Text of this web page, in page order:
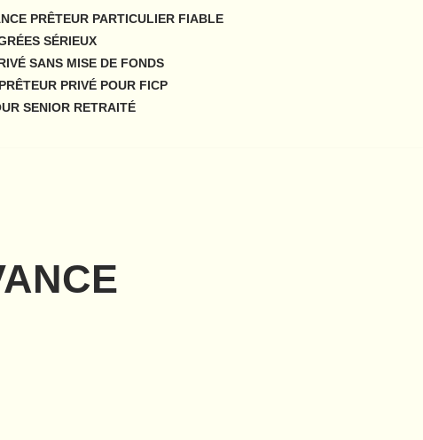
PRÊTEUR PARTICULIER FIABLE
SÉRIEUX
SANS MISE DE FONDS
PRÊTEUR PRIVÉ POUR FICP
SENIOR RETRAITÉ